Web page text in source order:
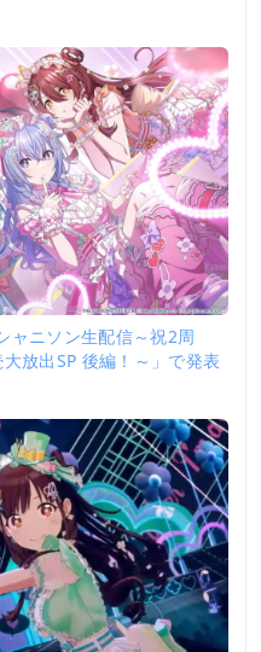
ャニソン生配信～祝2周
放出SP 後編！～」で発表